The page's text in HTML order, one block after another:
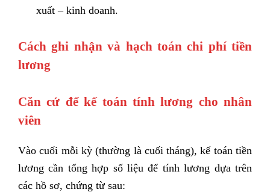
xuất – kinh doanh.
Cách ghi nhận và hạch toán chi phí tiền
lương
Căn cứ để kế toán tính lương cho nhân
viên
Vào cuối mỗi kỳ (thường là cuối tháng), kế toán tiền
lương cần tổng hợp số liệu để tính lương dựa trên
các hồ sơ, chứng từ sau: